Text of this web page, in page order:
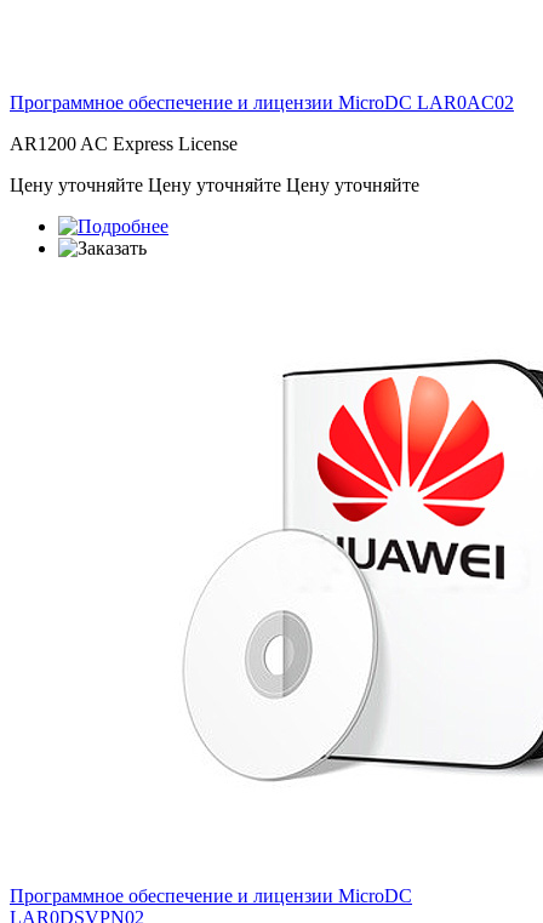
Программное обеспечение и лицензии MicroDC LAR0AC02
AR1200 AC Express License
Цену уточняйте Цену уточняйте Цену уточняйте
Программное обеспечение и лицензии MicroDC
LAR0DSVPN02